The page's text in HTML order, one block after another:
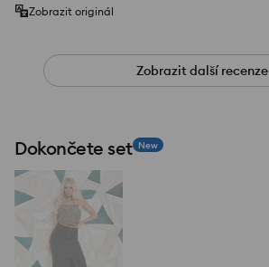
Zobrazit originál
Zobrazit další recenze
Dokončete set New